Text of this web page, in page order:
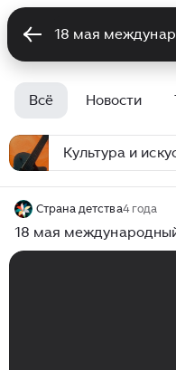
Всё Новости
Культура и
Страна детства4 года
18 мая